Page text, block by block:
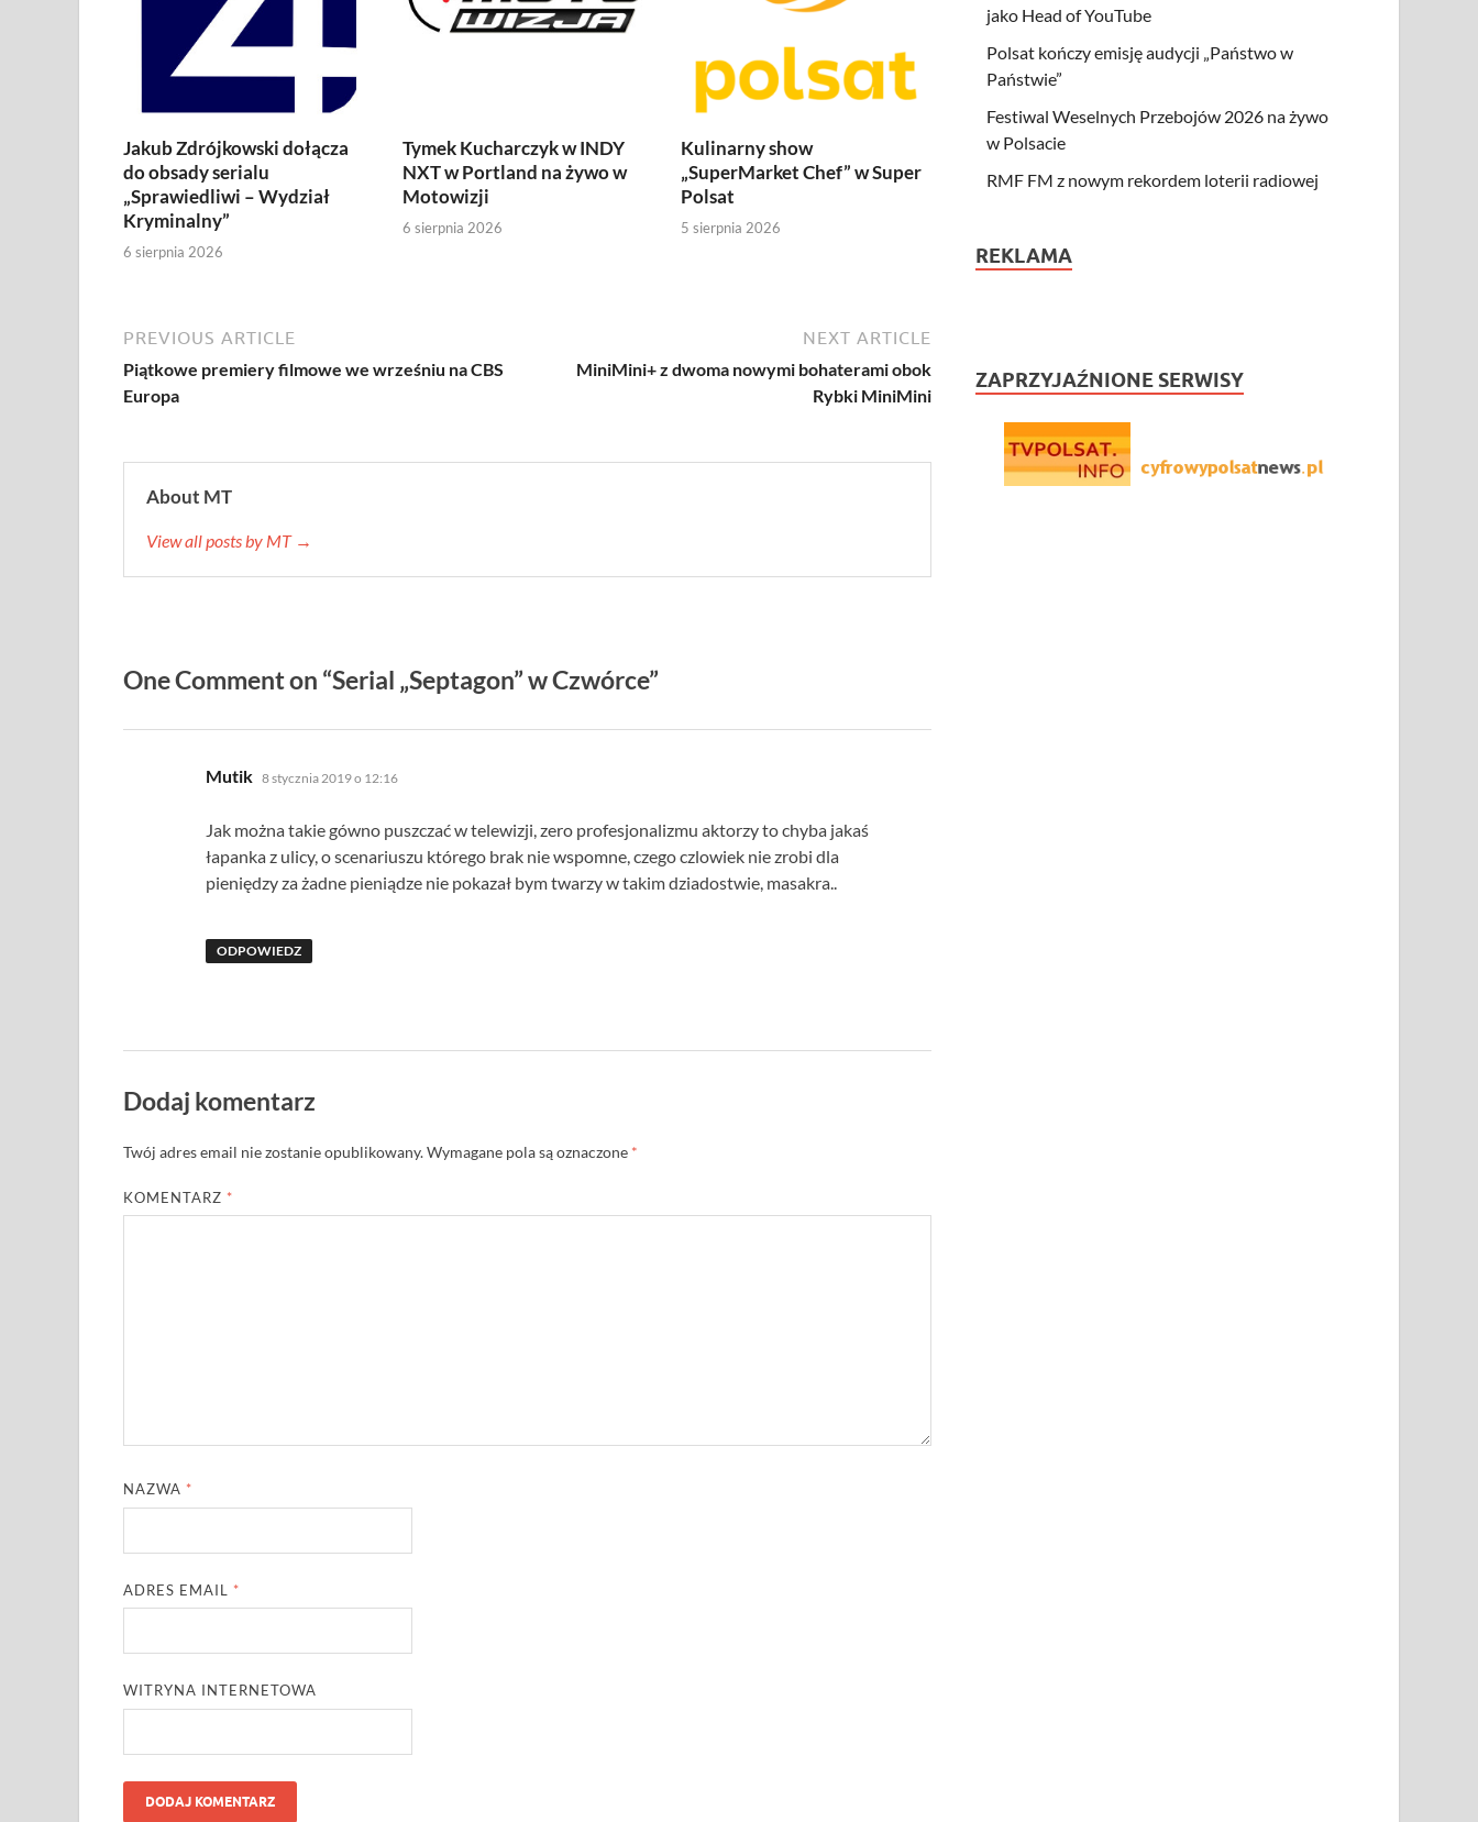
Jakub Zdrójkowski dołącza
do obsady serialu
„Sprawiedliwi – Wydział
Kryminalny”
6 sierpnia 2026
Tymek Kucharczyk w INDY
NXT w Portland na żywo w
Motowizji
6 sierpnia 2026
Kulinarny show
„SuperMarket Chef” w Super
Polsat
5 sierpnia 2026
PREVIOUS ARTICLE
Piątkowe premiery filmowe we wrześniu na CBS
Europa
NEXT ARTICLE
MiniMini+ z dwoma nowymi bohaterami obok
Rybki MiniMini
About MT
View all posts by MT →
One Comment on “Serial „Septagon” w Czwórce”
Mutik pisze:
8 stycznia 2019 o 12:16
Jak można takie gówno puszczać w telewizji, zero profesjonalizmu aktorzy to chyba jakaś
łapanka z ulicy, o scenariuszu którego brak nie wspomne, czego czlowiek nie zrobi dla
pieniędzy za żadne pieniądze nie pokazał bym twarzy w takim dziadostwie, masakra..
ODPOWIEDZ
Dodaj komentarz
Twój adres email nie zostanie opublikowany.Wymagane pola są oznaczone *
KOMENTARZ *
NAZWA *
ADRES EMAIL *
WITRYNA INTERNETOWA
jako Head of YouTube
Polsat kończy emisję audycji „Państwo w
Państwie”
Festiwal Weselnych Przebojów 2026 na żywo
w Polsacie
RMF FM z nowym rekordem loterii radiowej
REKLAMA
ZAPRZYJAŹNIONE SERWISY